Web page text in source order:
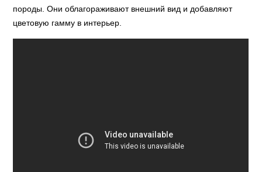
породы. Они облагораживают внешний вид и добавляют
цветовую гамму в интерьер.